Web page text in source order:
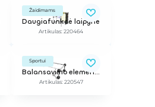
Žaidimams
Daugiafunkcė laipynė
Artikulas: 220464
Sportui
Balansavimo elementas
Artikulas: 220547